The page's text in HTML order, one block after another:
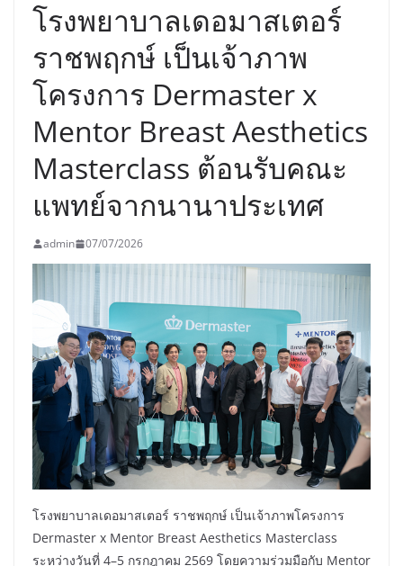
โรงพยาบาลเดอมาสเตอร์
ราชพฤกษ์ เป็นเจ้าภาพ
โครงการ Dermaster x
Mentor Breast Aesthetics
Masterclass ต้อนรับคณะ
แพทย์จากนานาประเทศ
admin 07/07/2026
โรงพยาบาลเดอมาสเตอร์ ราชพฤกษ์ เป็นเจ้าภาพโครงการ
Dermaster x Mentor Breast Aesthetics Masterclass
ระหว่างวันที่ 4–5 กรกฎาคม 2569 โดยความร่วมมือกับ Mentor